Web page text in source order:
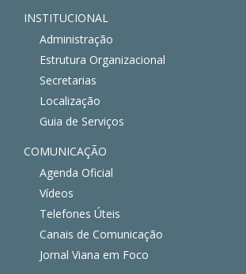
INSTITUCIONAL
Administração
Estrutura Organizacional
Secretarias
Localização
Guia de Serviços
COMUNICAÇÃO
Agenda Oficial
Vídeos
Telefones Úteis
Canais de Comunicação
Jornal Viana em Foco